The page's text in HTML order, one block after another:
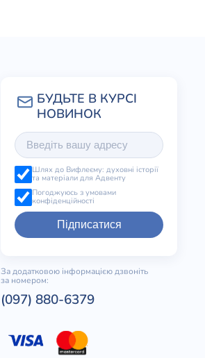
Шлях до Вифлеєму: духовні історії
та матеріали для Адвенту
Погоджуюсь з умовами
конфіденційності
Підписатися
За додатковою інформацією дзвоніть
за номером:
(097) 880-6379